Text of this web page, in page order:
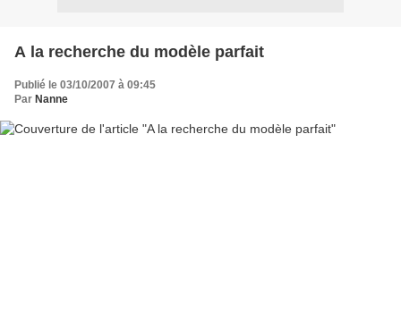
A la recherche du modèle parfait
Publié le 03/10/2007 à 09:45
Par Nanne